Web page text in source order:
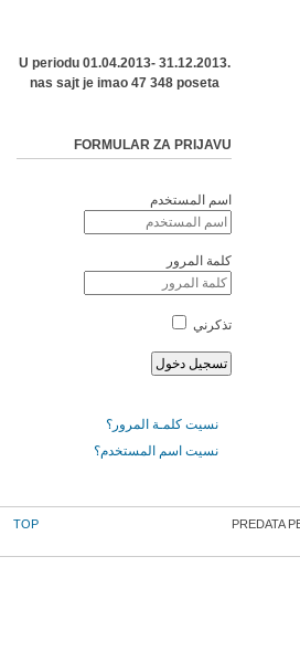
U periodu 01.04.2013- 31.12.2013.
nas sajt je imao 47 348 poseta
FORMULAR ZA PRIJAVU
اسم المستخدم
كلمة المرور
تذكرني
نسيت كلمـة المرور؟
نسيت اسم المستخدم؟
PREDATA
TOP